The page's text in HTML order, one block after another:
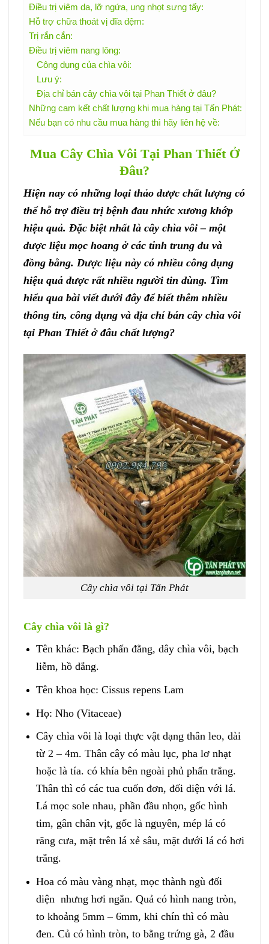
Điều trị viêm da, lỡ ngứa, ung nhọt sưng tấy:
Hỗ trợ chữa thoát vị đĩa đệm:
Trị rắn cắn:
Điều trị viêm nang lông:
Công dụng của chìa vôi:
Lưu ý:
Địa chỉ bán cây chìa vôi tại Phan Thiết ở đâu?
Những cam kết chất lượng khi mua hàng tại Tấn Phát:
Nếu bạn có nhu cầu mua hàng thì hãy liên hệ về:
Mua Cây Chìa Vôi Tại Phan Thiết Ở
Đâu?
Hiện nay có những loại thảo dược chất lượng có
thể hỗ trợ điều trị bệnh đau nhức xương khớp
hiệu quả. Đặc biệt nhất là cây chìa vôi – một
dược liệu mọc hoang ở các tỉnh trung du và
đồng bằng. Dược liệu này có nhiều công dụng
hiệu quả được rất nhiều người tin dùng. Tìm
hiểu qua bài viết dưới đây để biết thêm nhiều
thông tin, công dụng và địa chỉ bán cây chìa vôi
tại Phan Thiết ở đâu chất lượng?
Cây chìa vôi tại Tấn Phát
Cây chìa vôi là gì?
Tên khác: Bạch phấn đằng, dây chìa vôi, bạch
liễm, hồ đắng.
Tên khoa học: Cissus repens Lam
Họ: Nho (Vitaceae)
Cây chìa vôi là loại thực vật dạng thân leo, dài
từ 2 – 4m. Thân cây có màu lục, pha lơ nhạt
hoặc là tía. có khía bên ngoài phủ phấn trắng.
Thân thì có các tua cuốn đơn, đối diện với lá.
Lá mọc sole nhau, phần đầu nhọn, gốc hình
tim, gân chân vịt, gốc là nguyên, mép lá có
răng cưa, mặt trên lá xẻ sâu, mặt dưới lá có hơi
trắng.
Hoa có màu vàng nhạt, mọc thành ngù đối
diện nhưng hơi ngắn. Quả có hình nang tròn,
to khoảng 5mm – 6mm, khi chín thì có màu
đen. Củ có hình tròn, to bằng trứng gà, 2 đầu